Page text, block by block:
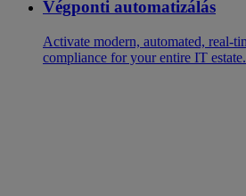
Végponti automatizálás
Activate modern, automated, real-
compliance for your entire IT estate.